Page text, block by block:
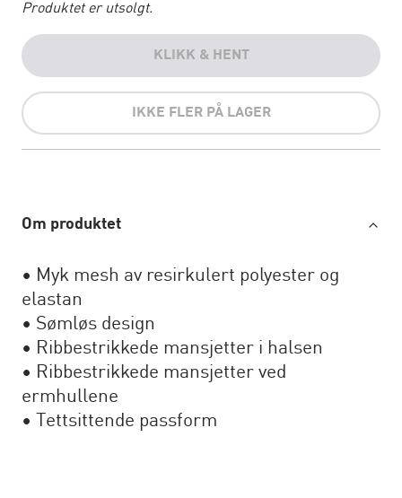
Produktet er utsolgt.
KLIKK & HENT
IKKE FLER PÅ LAGER
Om produktet
• Myk mesh av resirkulert polyester og
elastan
• Sømløs design
• Ribbestrikkede mansjetter i halsen
• Ribbestrikkede mansjetter ved
ermhullene
• Tettsittende passform